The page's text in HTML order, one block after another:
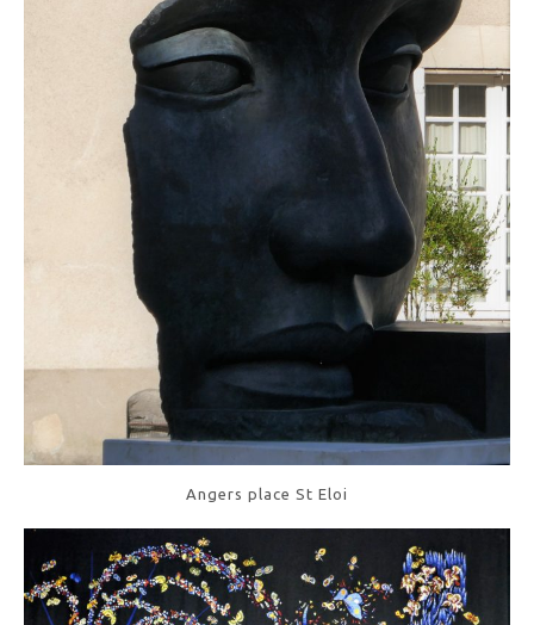
Angers place St Eloi